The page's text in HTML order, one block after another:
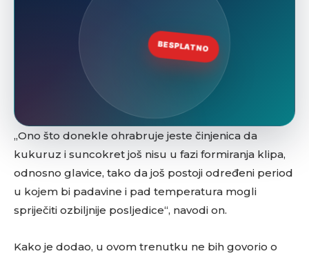
„Ono što donekle ohrabruje jeste činjenica da
kukuruz i suncokret još nisu u fazi formiranja klipa,
odnosno glavice, tako da još postoji određeni period
u kojem bi padavine i pad temperatura mogli
spriječiti ozbiljnije posljedice“, navodi on.
Kako je dodao, u ovom trenutku ne bih govorio o